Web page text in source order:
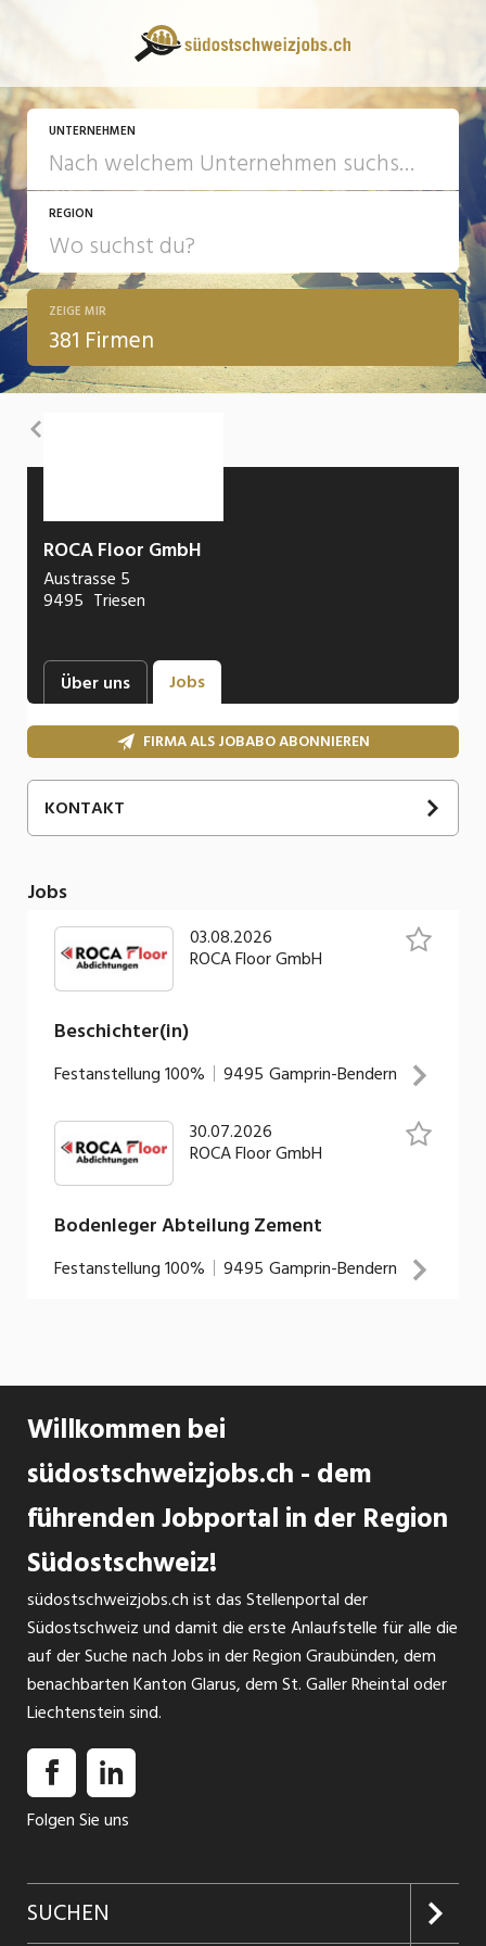
UNTERNEHMEN
REGION
ZEIGE MIR
381 Firmen
ROCA Floor GmbH
Austrasse 5
9495 Triesen
Über uns Jobs
FIRMA ALS JOBABO ABONNIEREN
KONTAKT
Webseite
Jobs
03.08.2026
ROCA Floor GmbH
Beschichter(in)
Festanstellung100% 9495 Gamprin-Bendern
Ihre Tätigkeit: Fugenlose mineralische
Spachtelbeläge Abdeck- und Schleifarbeiten
Dekorative Arbeiten Erstellung von
INSERAT ANSEHEN
30.07.2026
ROCA Floor GmbH
Bodenleger Abteilung Zement
Festanstellung100% 9495 Gamprin-Bendern
von Zement- und Betonbelägen Ausführung von
Industriebodenbelägen, Unterlagsböden und
Estrichen Erfahrung beim Schleifen und Auftragen
von Versiegelungen sowie Imprägnierungen
INSERAT ANSEHEN
Willkommen bei
südostschweizjobs.ch - dem
führenden Jobportal in der Region
Südostschweiz!
südostschweizjobs.ch ist das Stellenportal der
Südostschweiz und damit die erste Anlaufstelle für alle die
auf der Suche nach Jobs in der Region Graubünden, dem
benachbarten Kanton Glarus, dem St. Galler Rheintal oder
Liechtenstein sind.
Folgen Sie uns
SUCHEN